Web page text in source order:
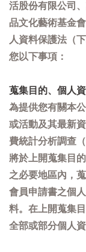
活股份有限公司
品文化藝術基金
人資料保護法（
您以下事項：
蒐集目的、個人
為提供您有關本
或活動及其最新
費統計分析調查
將於上開蒐集目
之必要地區內，
會員申請書之個
料。在上開蒐集
全部或部分個人